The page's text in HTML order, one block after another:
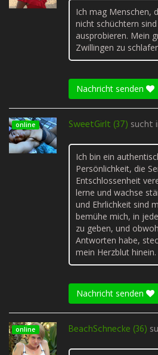
Ich mag Menschen,
nicht schüchtern
ausprobieren. Mein
Zwillingen zu
Nachricht senden
online SweetGirlt (37) sucht
Ich bin ein
Persönlichkeit, die
Entschlossenheit
lerne und wachse
und Ehrlichkeit sind
bemühe mich, in
zu geben, und
Antworten habe,
mein Herzblut hinein.
Nachricht senden
online BeachSchnecke (36)